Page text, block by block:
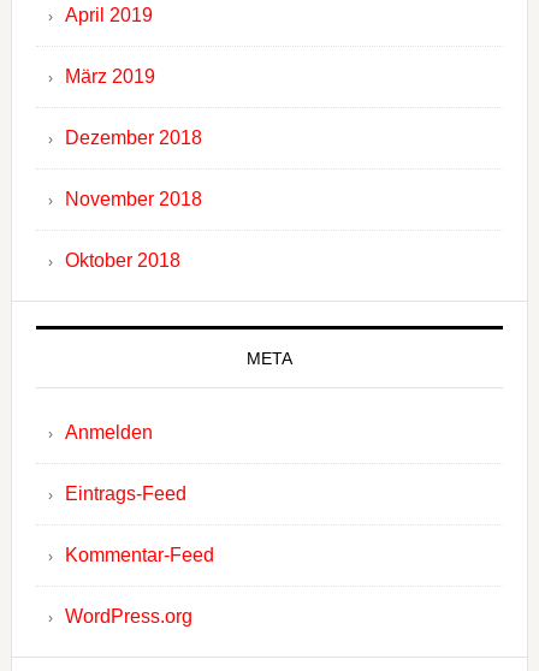
April 2019
März 2019
Dezember 2018
November 2018
Oktober 2018
META
Anmelden
Eintrags-Feed
Kommentar-Feed
WordPress.org